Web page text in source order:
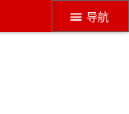
导航